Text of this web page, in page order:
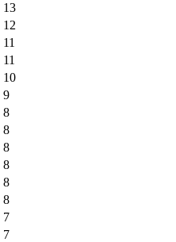
13
12
11
11
10
9
8
8
8
8
8
8
7
7